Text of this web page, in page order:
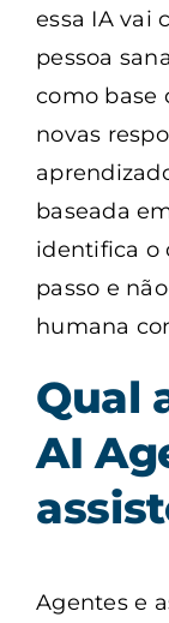
essa IA vai
pessoa
como base
novas
baseada
identifica o
passo e
humana
Qual
AI
Agentes e